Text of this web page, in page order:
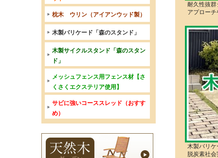
耐久性抜
アプロー
木製バリ
脱炭素社
枕木 ウリン（アイアンウッド製）
木製バリケード「森のスタンド」
木製サイクルスタンド「森のスタン
ド」
メッシュフェンス用フェンス材【さ
くさくエクステリア使用】
サビに強いコーススレッド（おすす
め）